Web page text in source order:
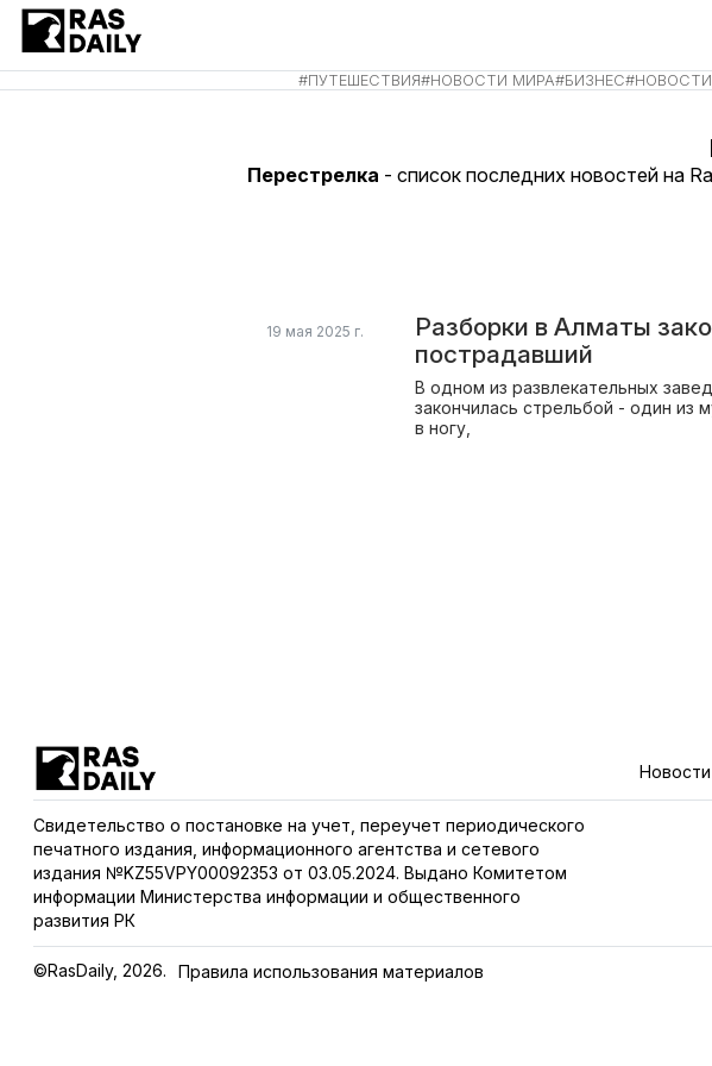
#ПУТЕШЕСТВИЯ#НОВОСТИ МИРА#БИЗНЕС#
Перестрелка - список последних новостей на
19 мая 2025 г.
Разборки в Алматы
пострадавший
В одном из развлекательных
закончилась стрельбой - один из
в ногу,
Новости
Свидетельство о постановке на учет, переучет периодического
печатного издания, информационного агентства и сетевого
издания №KZ55VPY00092353 от 03.05.2024. Выдано Комитетом
информации Министерства информации и общественного
развития РК
©RasDaily, 2026. Правила использования материалов